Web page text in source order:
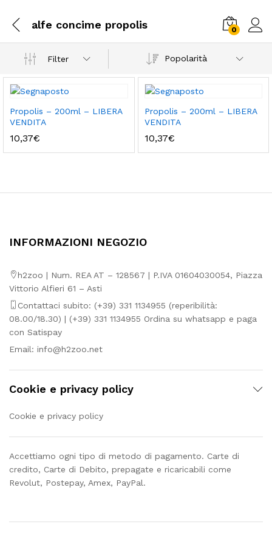
alfe concime propolis 0
Filter Popolarità
Propolis – 200ml – LIBERA
VENDITA
10,37€
Propolis – 200ml – LIBERA
VENDITA
10,37€
INFORMAZIONI NEGOZIO
h2zoo | Num. REA AT – 128567 | P.IVA 01604030054, Piazza
Vittorio Alfieri 61 – Asti
Contattaci subito: (+39) 331 1134955 (reperibilità:
08.00/18.30) | (+39) 331 1134955 Ordina su whatsapp e paga
con Satispay
Email: info@h2zoo.net
Cookie e privacy policy
Cookie e privacy policy
Accettiamo ogni tipo di metodo di pagamento. Carte di
credito, Carte di Debito, prepagate e ricaricabili come
Revolut, Postepay, Amex, PayPal.